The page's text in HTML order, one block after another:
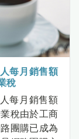
每月銷售額
稅
每月銷售額
稅由於工商
團購已成為